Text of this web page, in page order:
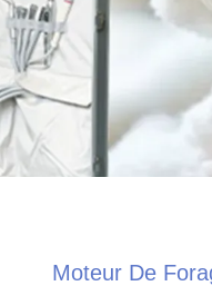
Moteur De